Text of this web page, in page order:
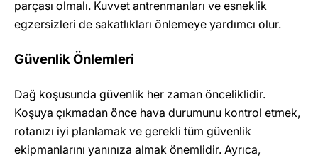
parçası olmalı. Kuvvet antrenmanları ve esneklik
egzersizleri de sakatlıkları önlemeye yardımcı olur.
Güvenlik Önlemleri
Dağ koşusunda güvenlik her zaman önceliklidir.
Koşuya çıkmadan önce hava durumunu kontrol etmek,
rotanızı iyi planlamak ve gerekli tüm güvenlik
ekipmanlarını yanınıza almak önemlidir. Ayrıca,